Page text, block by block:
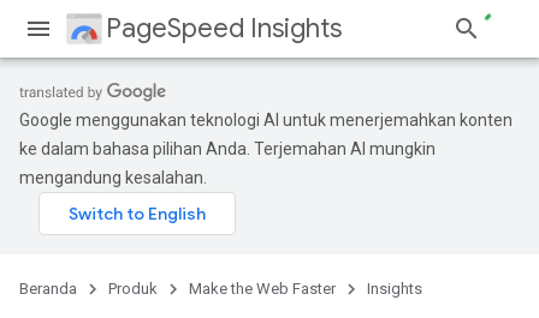
PageSpeed Insights
Google menggunakan teknologi AI untuk menerjemahkan konten
ke dalam bahasa pilihan Anda. Terjemahan AI mungkin
mengandung kesalahan.
Beranda Produk Make the Web Faster Insights